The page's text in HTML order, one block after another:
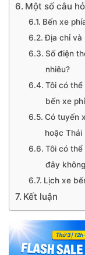
Một số câu
Bến xe
Địa chỉ và
Số điện
nhiêu?
Tôi có
bến xe
Có tuyến
hoặc Thái
Tôi có
đây
Lịch xe
Kết luận